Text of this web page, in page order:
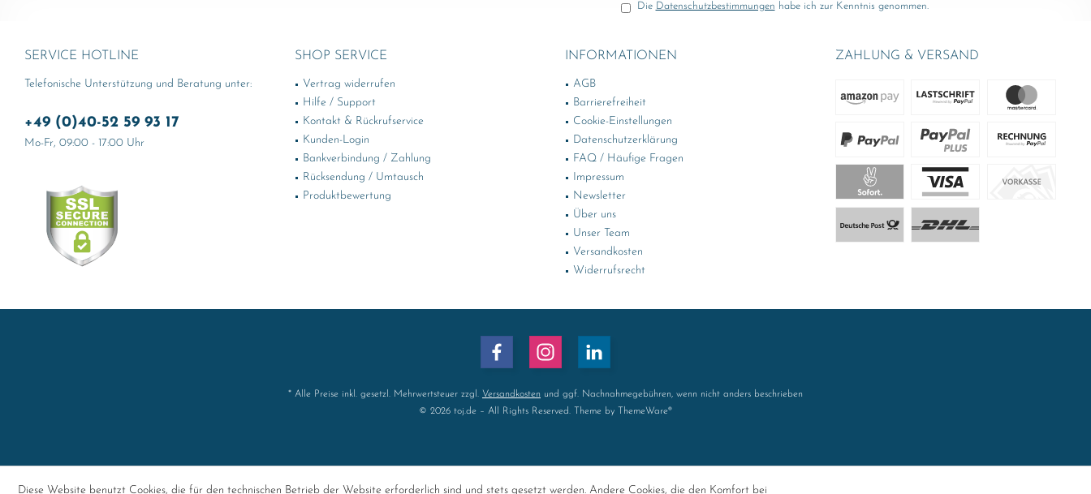
Die Datenschutzbestimmungen habe ich zur Kenntnis genommen.
SERVICE HOTLINE
Telefonische Unterstützung und Beratung unter:
+49 (0)40-52 59 93 17
Mo-Fr, 09:00 - 17:00 Uhr
SHOP SERVICE
Vertrag widerrufen
Hilfe / Support
Kontakt & Rückrufservice
Kunden-Login
Bankverbindung / Zahlung
Rücksendung / Umtausch
Produktbewertung
INFORMATIONEN
AGB
Barrierefreiheit
Cookie-Einstellungen
Datenschutzerklärung
FAQ / Häufige Fragen
Impressum
Newsletter
Über uns
Unser Team
Versandkosten
Widerrufsrecht
ZAHLUNG & VERSAND
* Alle Preise inkl. gesetzl. Mehrwertsteuer zzgl. Versandkosten und ggf. Nachnahmegebühren, wenn nicht anders beschrieben
© 2026 toj.de – All Rights Reserved. Theme by
ThemeWare®
Diese Website benutzt Cookies, die für den technischen Betrieb der Website erforderlich sind und stets gesetzt werden. Andere Cookies, die den Komfort bei